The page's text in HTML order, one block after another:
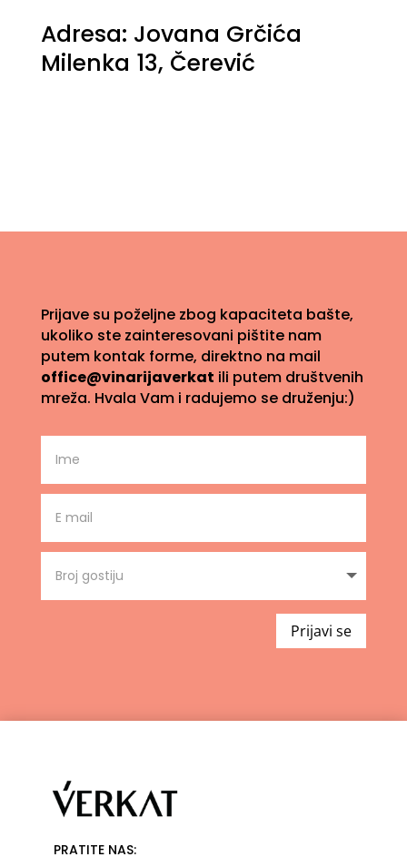
Adresa: Jovana Grčića
Milenka 13, Čerević
Prijave su poželjne zbog kapaciteta bašte,
ukoliko ste zainteresovani pištite nam
putem kontak forme, direktno na mail
office@vinarijaverkat ili putem društvenih
mreža. Hvala Vam i radujemo se druženju:)
Prijavi se
PRATITE NAS: